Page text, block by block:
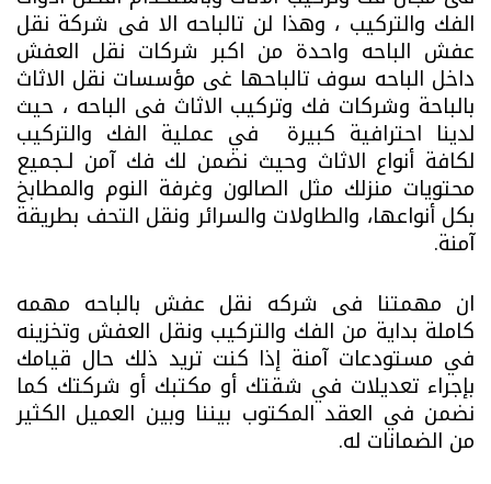
الفك والتركيب ، وهذا لن تالباحه الا فى شركة نقل
عفش الباحه واحدة من اكبر شركات نقل العفش
داخل الباحه سوف تالباحها غى مؤسسات نقل الاثاث
بالباحة وشركات فك وتركيب الاثاث فى الباحه ، حيث
لدينا احترافية كبيرة في عملية الفك والتركيب
لكافة أنواع الاثاث وحيث نضمن لك فك آمن لـجميع
محتويات منزلك مثل الصالون وغرفة النوم والمطابخ
بكل أنواعها، والطاولات والسرائر ونقل التحف بطريقة
آمنة.
ان مهمتنا فى شركه نقل عفش بالباحه مهمه
كاملة بداية من الفك والتركيب ونقل العفش وتخزينه
في مستودعات آمنة إذا كنت تريد ذلك حال قيامك
بإجراء تعديلات في شقتك أو مكتبك أو شركتك كما
نضمن في العقد المكتوب بيننا وبين العميل الكثير
من الضمانات له.